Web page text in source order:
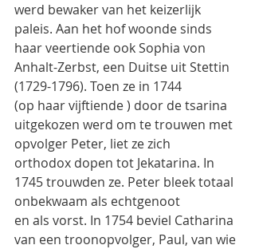
werd bewaker van het keizerlijk
paleis. Aan het hof woonde sinds
haar veertiende ook Sophia von
Anhalt-Zerbst, een Duitse uit Stettin
(1729-1796). Toen ze in 1744
(op haar vijftiende ) door de tsarina
uitgekozen werd om te trouwen met
opvolger Peter, liet ze zich
orthodox dopen tot Jekatarina. In
1745 trouwden ze. Peter bleek totaal
onbekwaam als echtgenoot
en als vorst. In 1754 beviel Catharina
van een troonopvolger, Paul, van wie